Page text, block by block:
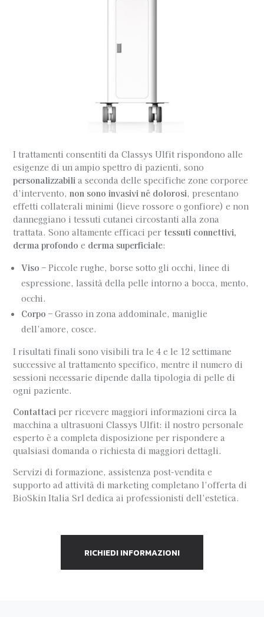
I trattamenti consentiti da Classys Ulfit rispondono alle
esigenze di un ampio spettro di pazienti, sono
personalizzabili a seconda delle specifiche zone corporee
d’intervento,non sono invasivi né dolorosi, presentano
effetti collaterali minimi (lieve rossore o gonfiore) e non
danneggiano i tessuti cutanei circostanti alla zona
trattata. Sono altamente efficaci per tessuti connettivi,
derma profondoe derma superficiale:
Viso – Piccole rughe, borse sotto gli occhi, linee di
espressione, lassità della pelle intorno a bocca, mento,
occhi.
Corpo – Grasso in zona addominale, maniglie
dell’amore, cosce.
I risultati finali sono visibili tra le 4 e le 12 settimane
successive al trattamento specifico, mentre il numero di
sessioni necessarie dipende dalla tipologia di pelle di
ogni paziente.
Contattaci per ricevere maggiori informazioni circa la
macchina a ultrasuoni Classys Ulfit: il nostro personale
esperto è a completa disposizione per rispondere a
qualsiasi domanda o richiesta di maggiori dettagli.
Servizi di formazione, assistenza post-vendita e
supporto ad attività di marketing completano l’offerta di
BioSkin Italia Srl dedica ai professionisti dell’estetica.
RICHIEDI INFORMAZIONI